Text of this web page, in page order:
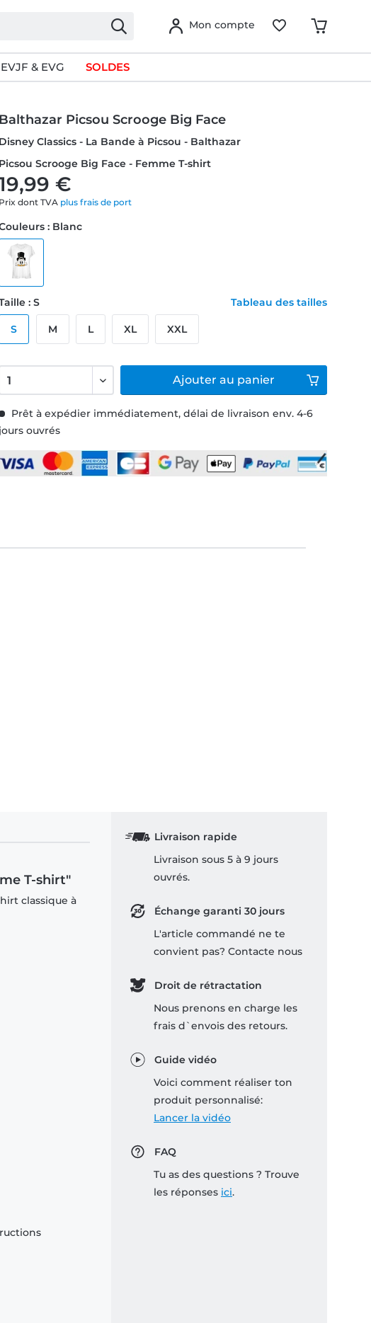
Mon compte
EVJF & EVG SOLDES
Balthazar Picsou Scrooge Big Face
Disney Classics - La Bande à Picsou - Balthazar
Picsou Scrooge Big Face - Femme T-shirt
€
Prix dont TVA plus frais de port
Prêt à expédier immédiatement, délai de livraison env. 4-6
jours ouvrés
: Blanc
: S Tableau des tailles
S M L XL XXL
Ajouter au panier
T-shirt"
classique à
Livraison rapide
Livraison sous 5 à 9 jours
ouvrés.
Échange garanti 30 jours
L'article commandé ne te
convient pas? Contacte nous
Droit de rétractation
Nous prenons en charge les
frais d`envois des retours.
Guide vidéo
Voici comment réaliser ton
produit personnalisé:
Lancer la vidéo
FAQ
Tu as des questions ? Trouve
les réponses ici.